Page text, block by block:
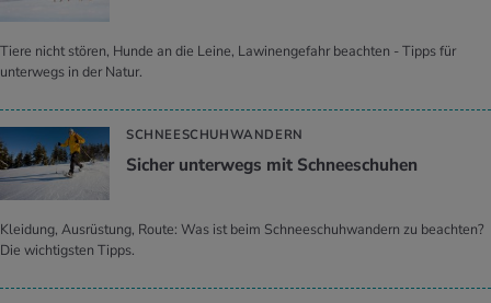
Tiere nicht stören, Hunde an die Leine, Lawinengefahr beachten - Tipps für
unterwegs in der Natur.
SCHNEESCHUHWANDERN
Si­cher un­ter­wegs mit Schnee­schu­hen
Kleidung, Ausrüstung, Route: Was ist beim Schneeschuhwandern zu beachten?
Die wichtigsten Tipps.